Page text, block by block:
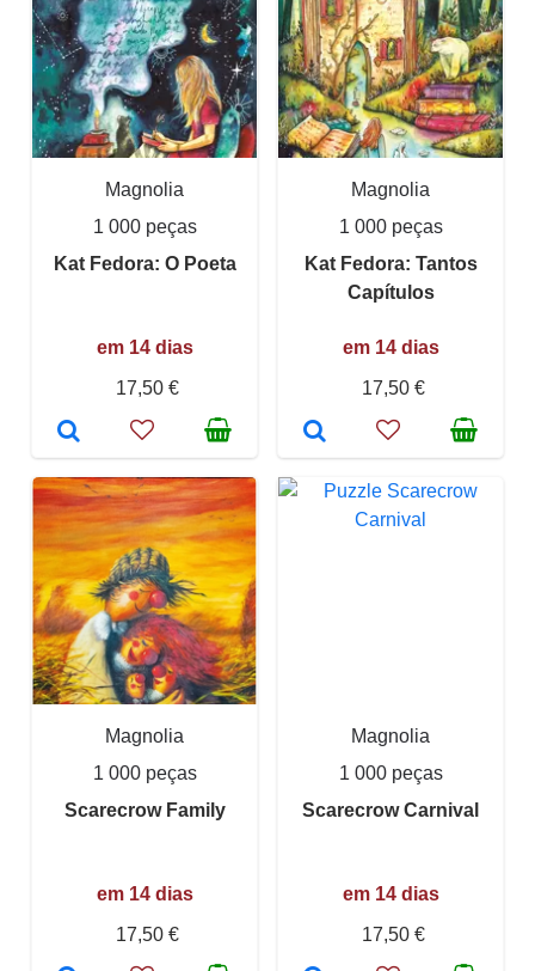
Magnolia
1 000 peças
Kat Fedora: O Poeta
em 14 dias
17,50 €
Magnolia
1 000 peças
Kat Fedora: Tantos
Capítulos
em 14 dias
17,50 €
Magnolia
1 000 peças
Scarecrow Family
em 14 dias
17,50 €
Magnolia
1 000 peças
Scarecrow Carnival
em 14 dias
17,50 €